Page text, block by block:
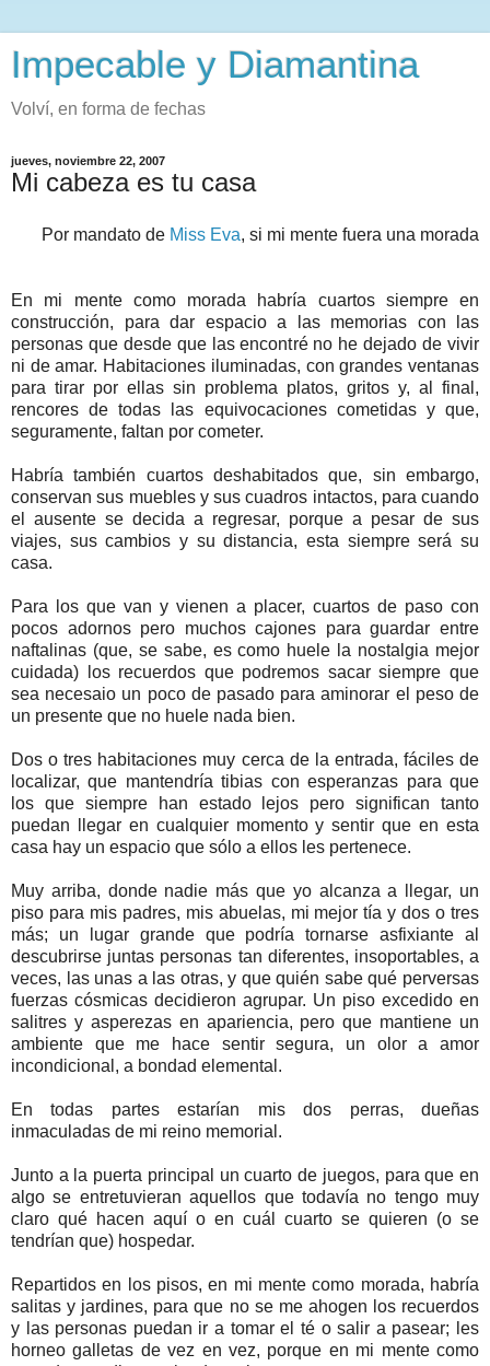
Impecable y Diamantina
Volví, en forma de fechas
jueves, noviembre 22, 2007
Mi cabeza es tu casa
Por mandato de Miss Eva, si mi mente fuera una morada
En mi mente como morada habría cuartos siempre en
construcción, para dar espacio a las memorias con las
personas que desde que las encontré no he dejado de vivir
ni de amar. Habitaciones iluminadas, con grandes ventanas
para tirar por ellas sin problema platos, gritos y, al final,
rencores de todas las equivocaciones cometidas y que,
seguramente, faltan por cometer.
Habría también cuartos deshabitados que, sin embargo,
conservan sus muebles y sus cuadros intactos, para cuando
el ausente se decida a regresar, porque a pesar de sus
viajes, sus cambios y su distancia, esta siempre será su
casa.
Para los que van y vienen a placer, cuartos de paso con
pocos adornos pero muchos cajones para guardar entre
naftalinas (que, se sabe, es como huele la nostalgia mejor
cuidada) los recuerdos que podremos sacar siempre que
sea necesaio un poco de pasado para aminorar el peso de
un presente que no huele nada bien.
Dos o tres habitaciones muy cerca de la entrada, fáciles de
localizar, que mantendría tibias con esperanzas para que
los que siempre han estado lejos pero significan tanto
puedan llegar en cualquier momento y sentir que en esta
casa hay un espacio que sólo a ellos les pertenece.
Muy arriba, donde nadie más que yo alcanza a llegar, un
piso para mis padres, mis abuelas, mi mejor tía y dos o tres
más; un lugar grande que podría tornarse asfixiante al
descubrirse juntas personas tan diferentes, insoportables, a
veces, las unas a las otras, y que quién sabe qué perversas
fuerzas cósmicas decidieron agrupar. Un piso excedido en
salitres y asperezas en apariencia, pero que mantiene un
ambiente que me hace sentir segura, un olor a amor
incondicional, a bondad elemental.
En todas partes estarían mis dos perras, dueñas
inmaculadas de mi reino memorial.
Junto a la puerta principal un cuarto de juegos, para que en
algo se entretuvieran aquellos que todavía no tengo muy
claro qué hacen aquí o en cuál cuarto se quieren (o se
tendrían que) hospedar.
Repartidos en los pisos, en mi mente como morada, habría
salitas y jardines, para que no se me ahogen los recuerdos
y las personas puedan ir a tomar el té o salir a pasear; les
horneo galletas de vez en vez, porque en mi mente como